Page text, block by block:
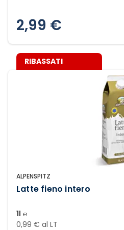
2,99 €
ALPENSPITZ
Latte fieno intero
1l ℮
0,99 € al LT
RIBASSATI